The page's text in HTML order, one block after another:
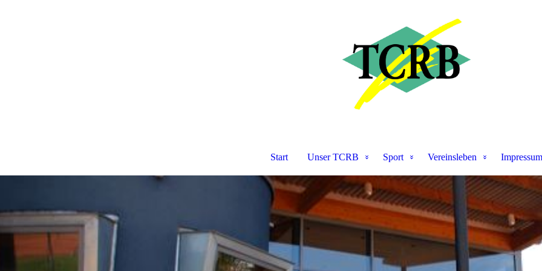
Start Unser TCRB Sport Vereinsleben Impressum